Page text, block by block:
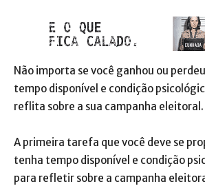
Não importa se você ganhou ou
tempo disponível e condição
reflita sobre a sua campanha eleitoral.
A primeira tarefa que você deve se
tenha tempo disponível e condição
para refletir sobre a campanha